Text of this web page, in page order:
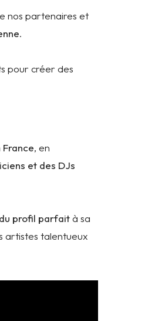
nos partenaires et
.
pour créer des
, en
et des DJs
profil parfaità sa
artistes talentueux